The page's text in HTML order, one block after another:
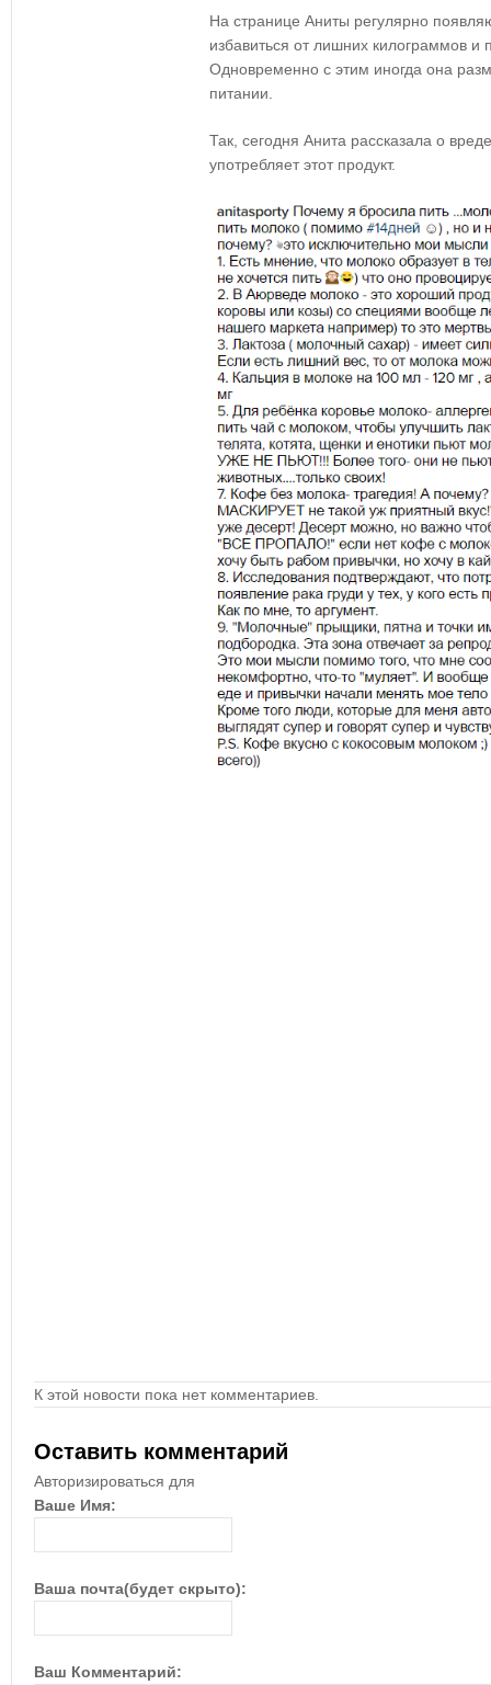
На странице Аниты регулярно
избавиться от лишних килограммов
Одновременно с этим иногда она
питании.
Так, сегодня Анита рассказала о
употребляет этот продукт.
К этой новости пока нет комментариев.
Оставить комментарий
Авторизироваться для
Ваше Имя:
Ваша почта(будет скрыто):
Ваш Комментарий: